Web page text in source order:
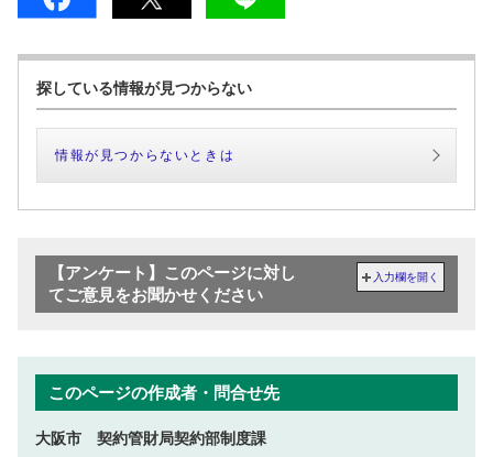
探している情報が見つからない
情報が見つからないときは
【アンケート】このページに対し
てご意見をお聞かせください
入力欄を開く
このページの作成者・問合せ先
大阪市 契約管財局契約部制度課